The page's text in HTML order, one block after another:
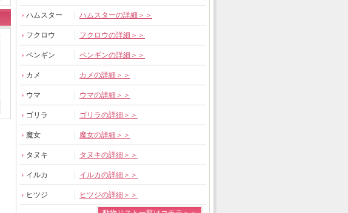
ハムスター ハムスターの詳細＞＞
フクロウ フクロウの詳細＞＞
ペンギン ペンギンの詳細＞＞
カメ カメの詳細＞＞
ウマ ウマの詳細＞＞
ゴリラ ゴリラの詳細＞＞
魔女 魔女の詳細＞＞
タヌキ タヌキの詳細＞＞
イルカ イルカの詳細＞＞
ヒツジ ヒツジの詳細＞＞